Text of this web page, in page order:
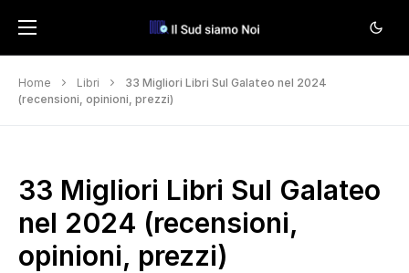
Home Libri
33 Migliori Libri Sul Galateo nel 2024
(recensioni, opinioni, prezzi)
33 Migliori Libri Sul Galateo
nel 2024 (recensioni,
opinioni, prezzi)